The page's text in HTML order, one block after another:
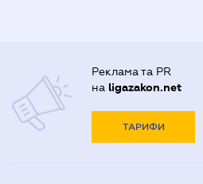
Реклама та PR
на ligazakon.net
ТАРИФИ